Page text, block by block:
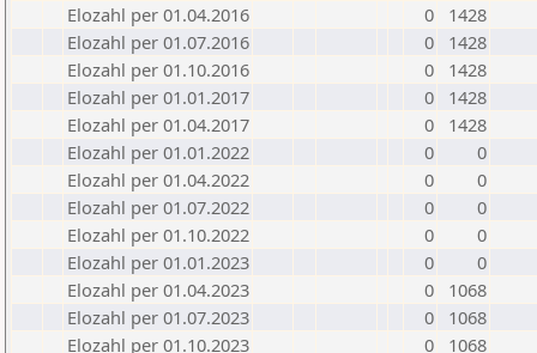
Elozahl per 01.04.2016
0
1428
Elozahl per 01.07.2016
0
1428
Elozahl per 01.10.2016
0
1428
Elozahl per 01.01.2017
0
1428
Elozahl per 01.04.2017
0
1428
Elozahl per 01.01.2022
0
0
Elozahl per 01.04.2022
0
0
Elozahl per 01.07.2022
0
0
Elozahl per 01.10.2022
0
0
Elozahl per 01.01.2023
0
0
Elozahl per 01.04.2023
0
1068
Elozahl per 01.07.2023
0
1068
Elozahl per 01.10.2023
0
1068